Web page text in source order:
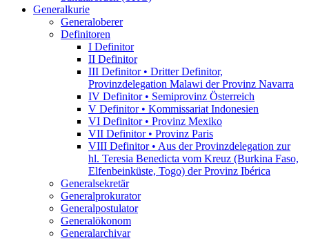
Generalkurie
Generaloberer
Definitoren
I Definitor
II Definitor
III Definitor • Dritter Definitor,
Provinzdelegation Malawi der Provinz Navarra
IV Definitor • Semiprovinz Österreich
V Definitor • Kommissariat Indonesien
VI Definitor • Provinz Mexiko
VII Definitor • Provinz Paris
VIII Definitor • Aus der Provinzdelegation zur
hl. Teresia Benedicta vom Kreuz (Burkina Faso,
Elfenbeinküste, Togo) der Provinz Ibérica
Generalsekretär
Generalprokurator
Generalpostulator
Generalökonom
Generalarchivar